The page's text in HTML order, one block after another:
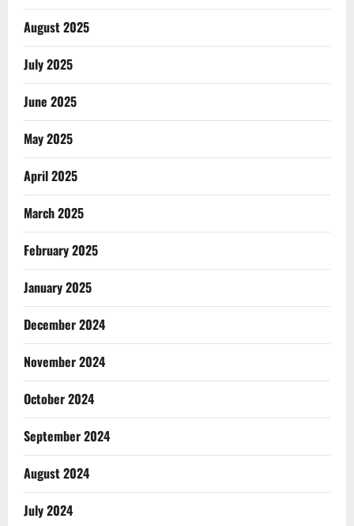
August 2025
July 2025
June 2025
May 2025
April 2025
March 2025
February 2025
January 2025
December 2024
November 2024
October 2024
September 2024
August 2024
July 2024